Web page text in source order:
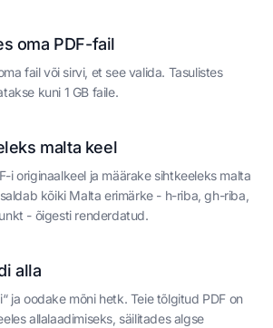
oma PDF-fail
fail või sirvi, et see valida. Tasulistes
kuni 1 GB faile.
malta keel
i originaalkeel ja määrake sihtkeeleks malta
kõiki Malta erimärke - h-riba, gh-riba,
- õigesti renderdatud.
alla
ja oodake mõni hetk. Teie tõlgitud PDF on
allalaadimiseks, säilitades algse